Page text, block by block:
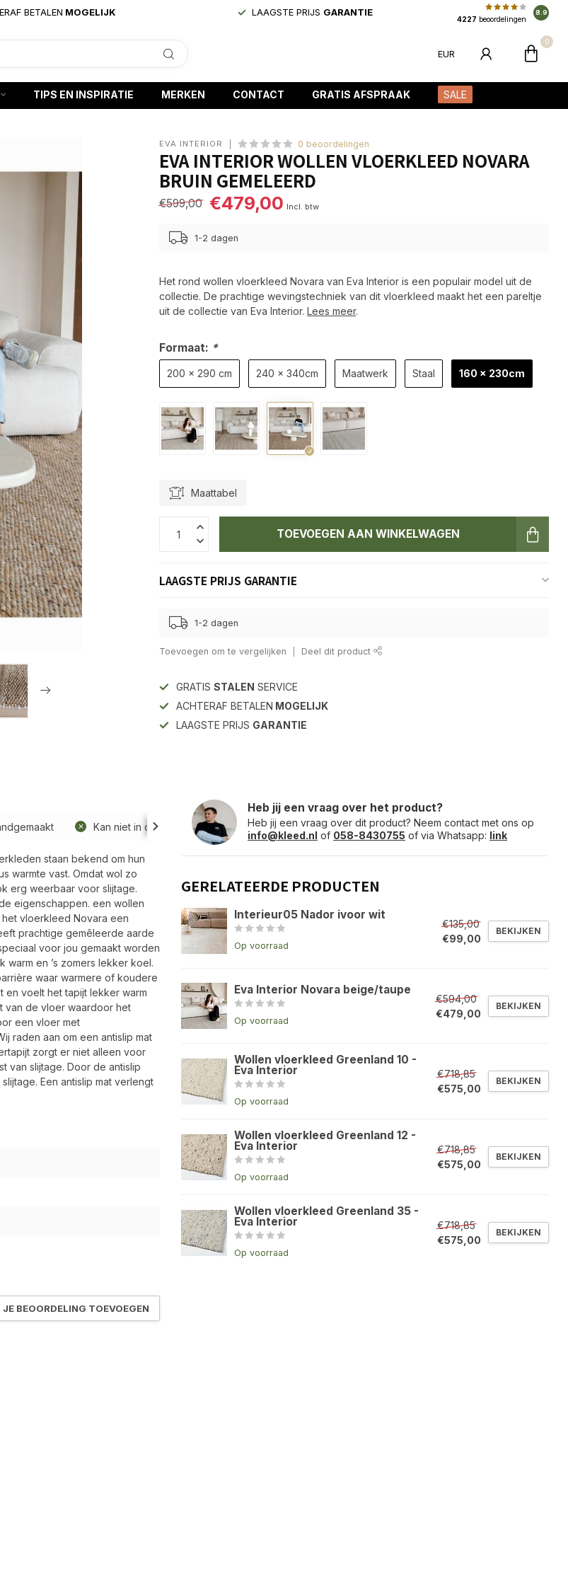
BETALEN MOGELIJK LAAGSTE PRIJS GARANTIE
4227 beoordelingen
8.9
EUR
0
TIPS EN INSPIRATIE MERKEN CONTACT GRATIS AFSPRAAK SALE
EVA INTERIOR 0 beoordelingen
EVA INTERIOR WOLLEN VLOERKLEED NOVARA
BRUIN GEMELEERD
€599,00 €479,00 Incl. btw
1-2 dagen
Het rond wollen vloerkleed Novara van Eva Interior is een populair model uit de
collectie. De prachtige wevingstechniek van dit vloerkleed maakt het een pareltje
uit de collectie van Eva Interior.Lees meer.
Formaat: *
200 x 290 cm 240 x 340cm Maatwerk Staal 160 x 230cm
Maattabel
TOEVOEGEN AAN WINKELWAGEN
LAAGSTE PRIJS GARANTIE
1-2 dagen
Toevoegen om te vergelijken Deel dit product
GRATISSTALEN SERVICE
ACHTERAF BETALEN MOGELIJK
LAAGSTE PRIJS GARANTIE
Kan niet in de wasmachine
staan bekend om hun
warmte vast. Omdat wol zo
erg weerbaar voor slijtage.
eigenschappen. een wollen
vloerkleed Novara een
prachtige gemêleerde aarde
voor jou gemaakt worden
warm en ’s zomers lekker koel.
waar warmere of koudere
en voelt het tapijt lekker warm
van de vloer waardoor het
een vloer met
raden aan om een antislip mat
zorgt er niet alleen voor
van slijtage. Door de antislip
Een antislip mat verlengt
JE BEOORDELING TOEVOEGEN
Heb jij een vraag over het product?
Heb jij een vraag over dit product? Neem contact met ons op
info@kleed.nl of 058-8430755 of via Whatsapp: link
GERELATEERDE PRODUCTEN
Interieur05 Nador ivoor wit
Op voorraad
€135,00
€99,00
BEKIJKEN
Eva Interior Novara beige/taupe
Op voorraad
€594,00
€479,00
BEKIJKEN
Wollen vloerkleed Greenland 10 -
Eva Interior
Op voorraad
€718,85
€575,00
BEKIJKEN
Wollen vloerkleed Greenland 12 -
Eva Interior
Op voorraad
€718,85
€575,00
BEKIJKEN
Wollen vloerkleed Greenland 35 -
Eva Interior
Op voorraad
€718,85
€575,00
BEKIJKEN